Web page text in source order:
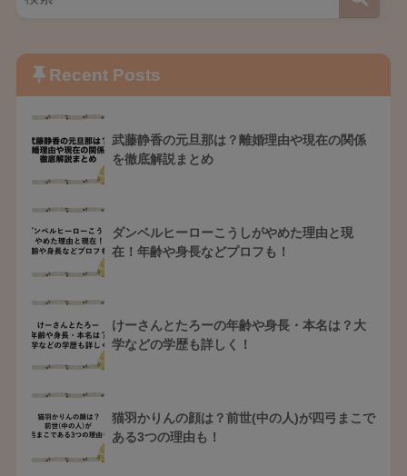
Recent Posts
武藤静香の元旦那は？離婚理由や現在の関係
を徹底解説まとめ
ダンベルヒーローこうしがやめた理由と現
在！年齢や身長などプロフも！
けーさんとたろーの年齢や身長・本名は？大
学などの学歴も詳しく！
猫羽かりんの顔は？前世(中の人)が四弓まこで
ある3つの理由も！